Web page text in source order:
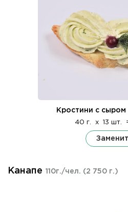
Кростини с
40 г. x 13 шт.
Канапе 110г./чел. (2 750 г.)